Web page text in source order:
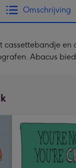
Omschrijving
cassettebandje
Abacus